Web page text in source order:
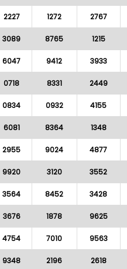
2227 1272 2767
3089 8765 1215
6047 9412 3933
0718 8331 2449
0834 0932 4155
6081 8364 1348
2955 9024 4877
9920 3120 3552
3564 8452 3428
3676 1878 9625
4754 7010 9563
9348 2196 2618